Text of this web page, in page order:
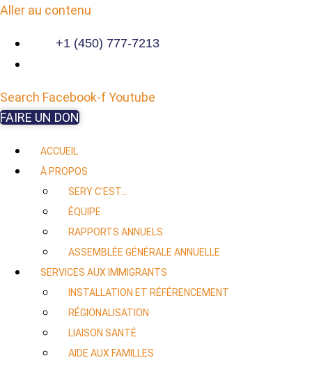
Aller au contenu
+1 (450) 777-7213
Search Facebook-fYoutube
FAIRE UN DON
ACCUEIL
À PROPOS
SERY C’EST…
ÉQUIPE
RAPPORTS ANNUELS
ASSEMBLÉE GÉNÉRALE ANNUELLE
SERVICES AUX IMMIGRANTS
INSTALLATION ET RÉFÉRENCEMENT
RÉGIONALISATION
LIAISON SANTÉ
AIDE AUX FAMILLES